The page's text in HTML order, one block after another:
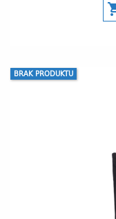
BRAK PRODUKTU